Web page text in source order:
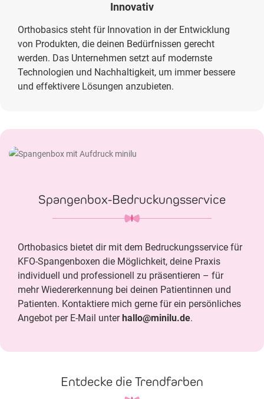
Innovativ
Orthobasics steht für Innovation in der Entwicklung
von Produkten, die deinen Bedürfnissen gerecht
werden. Das Unternehmen setzt auf modernste
Technologien und Nachhaltigkeit, um immer bessere
und effektivere Lösungen anzubieten.
Spangenbox-Bedruckungsservice
Orthobasics bietet dir mit dem Bedruckungsservice für
KFO-Spangenboxen die Möglichkeit, deine Praxis
individuell und professionell zu präsentieren – für
mehr Wiedererkennung bei deinen Patientinnen und
Patienten. Kontaktiere mich gerne für ein persönliches
Angebot per E-Mail unterhallo@minilu.de.
Entdecke die Trendfarben